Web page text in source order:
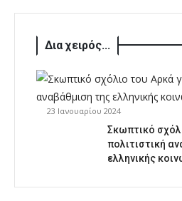
Δια χειρός...
23 Ιανουαρίου 2024
Σκωπτικό
πολιτιστική
ελληνικής